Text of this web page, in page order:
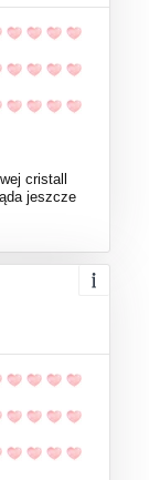
cristall
jeszcze